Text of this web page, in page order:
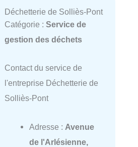
Déchetterie de Solliès-Pont
Catégorie : Service de
gestion des déchets
Contact du service de
l'entreprise Déchetterie de
Solliès-Pont
Adresse : Avenue
de l'Arlésienne,